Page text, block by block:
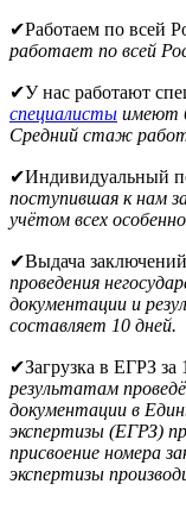
✔Работаем по всей
работает по всей
✔У нас работают
специалисты имеют
Средний стаж
✔Индивидуальный
поступившая к нам
учётом всех
✔Выдача
проведения
документации и
составляет 10 дней.
✔Загрузка в ЕГРЗ за
результатам
документации в
экспертизы (ЕГРЗ)
присвоение номера
экспертизы